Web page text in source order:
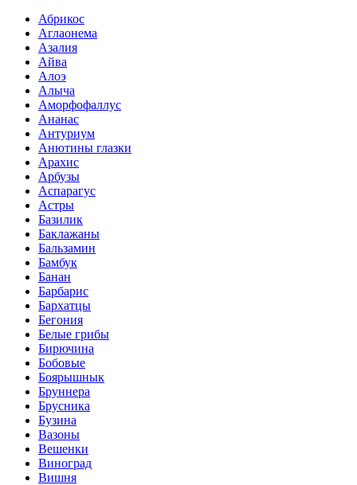
Абрикос
Аглаонема
Азалия
Айва
Алоэ
Алыча
Аморфофаллус
Ананас
Антуриум
Анютины глазки
Арахис
Арбузы
Аспарагус
Астры
Базилик
Баклажаны
Бальзамин
Бамбук
Банан
Барбарис
Бархатцы
Бегония
Белые грибы
Бирючина
Бобовые
Боярышнык
Бруннера
Брусника
Бузина
Вазоны
Вешенки
Виноград
Вишня